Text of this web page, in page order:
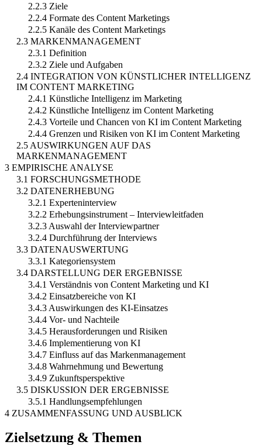
2.2.3 Ziele
2.2.4 Formate des Content Marketings
2.2.5 Kanäle des Content Marketings
2.3 MARKENMANAGEMENT
2.3.1 Definition
2.3.2 Ziele und Aufgaben
2.4 INTEGRATION VON KÜNSTLICHER INTELLIGENZ
IM CONTENT MARKETING
2.4.1 Künstliche Intelligenz im Marketing
2.4.2 Künstliche Intelligenz im Content Marketing
2.4.3 Vorteile und Chancen von KI im Content Marketing
2.4.4 Grenzen und Risiken von KI im Content Marketing
2.5 AUSWIRKUNGEN AUF DAS
MARKENMANAGEMENT
3 EMPIRISCHE ANALYSE
3.1 FORSCHUNGSMETHODE
3.2 DATENERHEBUNG
3.2.1 Experteninterview
3.2.2 Erhebungsinstrument – Interviewleitfaden
3.2.3 Auswahl der Interviewpartner
3.2.4 Durchführung der Interviews
3.3 DATENAUSWERTUNG
3.3.1 Kategoriensystem
3.4 DARSTELLUNG DER ERGEBNISSE
3.4.1 Verständnis von Content Marketing und KI
3.4.2 Einsatzbereiche von KI
3.4.3 Auswirkungen des KI-Einsatzes
3.4.4 Vor- und Nachteile
3.4.5 Herausforderungen und Risiken
3.4.6 Implementierung von KI
3.4.7 Einfluss auf das Markenmanagement
3.4.8 Wahrnehmung und Bewertung
3.4.9 Zukunftsperspektive
3.5 DISKUSSION DER ERGEBNISSE
3.5.1 Handlungsempfehlungen
4 ZUSAMMENFASSUNG UND AUSBLICK
Zielsetzung & Themen